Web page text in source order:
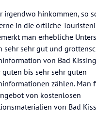
irgendwo hinkommen, so
in die örtliche
man erhebliche
sehr sehr gut und
von Bad
guten bis sehr sehr guten
zählen. Man
von kostenlosen
von Bad